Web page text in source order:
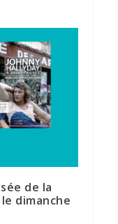
de la
dimanche